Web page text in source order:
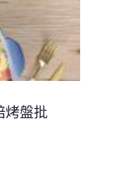
烤盤批